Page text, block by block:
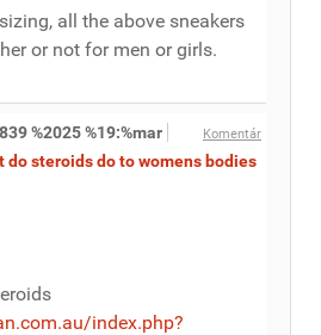
all the above sneakers
or not for men or girls.
Komentár
%2025 %19:%mar
do steroids do to womens bodies
index.php?